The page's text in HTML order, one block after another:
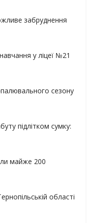
забруднення
у ліцеї №21
сезону
підлітком сумку:
майже 200
області